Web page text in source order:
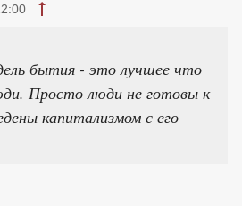
бытия - это лучшее что
Просто люди не готовы к
капитализмом с его